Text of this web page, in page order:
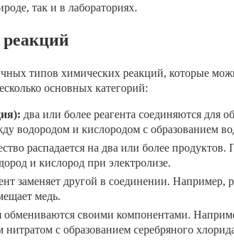
так и в лабораториях.
типов химических реакций, которые
основных категорий:
два или более реагента соединяются для
водородом и кислородом с образованием
распадается на два или более
и кислород при электролизе.
заменяет другой в соединении.
медь.
обмениваются своими компонентами.
с образованием серебряного